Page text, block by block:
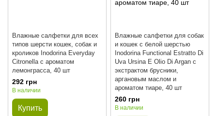
Влажные салфетки для всех
типов шерсти кошек, собак и
кроликов Inodorina Everyday
Citronella с ароматом
лемонграсса, 40 шт
292 грн
В наличии
Купить
Влажные салфетки для собак
и кошек с белой шерстью
Inodorina Functional Estratto Di
Uva Ursina E Olio Di Argan с
экстрактом брусники,
аргановым маслом и
ароматом тиаре, 40 шт
260 грн
В наличии